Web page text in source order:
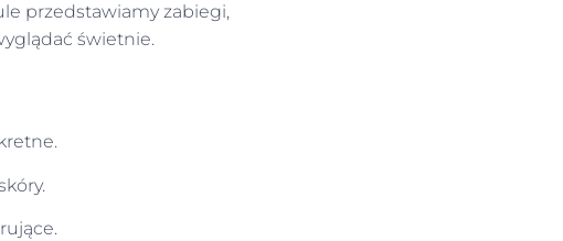
przedstawiamy zabiegi,
świetnie.